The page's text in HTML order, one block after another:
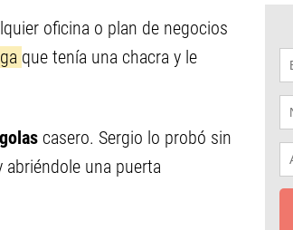
oficina o plan de negocios
que tenía una chacra y le
casero. Sergio lo probó sin
una puerta